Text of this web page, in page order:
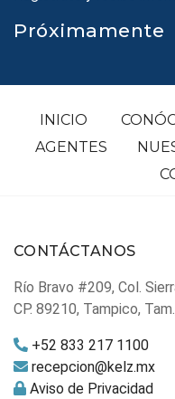
Próximamente
INICIO
AGENTES
CONTÁCTANOS
Río Bravo #209, Col.
CP. 89210, Tampico,
+52 833 217 1100
recepcion@kelz.mx
Aviso de Privacidad